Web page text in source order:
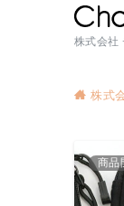
株式会社
株式
商品